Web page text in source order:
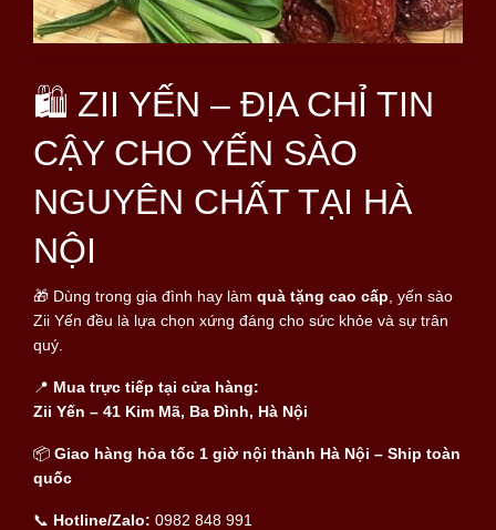
🛍 ZII YẾN – ĐỊA CHỈ TIN
CẬY CHO YẾN SÀO
NGUYÊN CHẤT TẠI HÀ
NỘI
🎁 Dùng trong gia đình hay làm quà tặng cao cấp , yến sào
Zii Yến đều là lựa chọn xứng đáng cho sức khỏe và sự trân
quý.
📍 Mua trực tiếp tại cửa hàng:
Zii Yến – 41 Kim Mã, Ba Đình, Hà Nội
📦 Giao hàng hỏa tốc 1 giờ nội thành Hà Nội – Ship toàn
quốc
📞 Hotline/Zalo: 0982 848 991